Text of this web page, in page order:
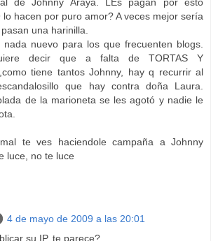
lo hacen por puro amor? A veces mejor sería
una harinilla.
nuevo para los que frecuenten blogs.
decir que a falta de TORTAS Y
tiene tantos Johnny, hay q recurrir al
que hay contra doña Laura.
de la marioneta se les agotó y nadie le
te ves haciendole campaña a Johnny
luce, no te luce
4 de mayo de 2009 a las 20:01
su IP, te parece?